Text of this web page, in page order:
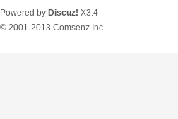
Powered by Discuz! X3.4
© 2001-2013 Comsenz Inc.